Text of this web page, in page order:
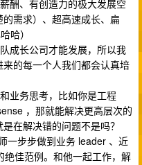
酬、有创造力的极大发展空
需求）、超高速成长、扁
哈）
成长公司才能发展，所以我
的每一个人我们都会认真培
业务思考，比如你是工程
，那就能解决更高层次的
在解决错的问题不是吗？
一步步做到业务 leader 、近
佳范例。和他一起工作，解